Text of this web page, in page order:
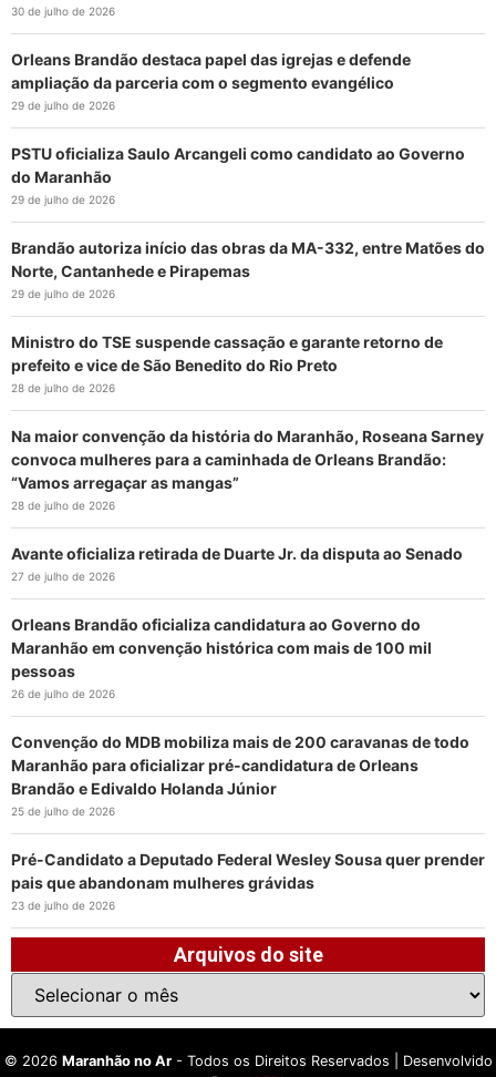
30 de julho de 2026
Orleans Brandão destaca papel das igrejas e defende
ampliação da parceria com o segmento evangélico
29 de julho de 2026
PSTU oficializa Saulo Arcangeli como candidato ao Governo
do Maranhão
29 de julho de 2026
Brandão autoriza início das obras da MA-332, entre Matões do
Norte, Cantanhede e Pirapemas
29 de julho de 2026
Ministro do TSE suspende cassação e garante retorno de
prefeito e vice de São Benedito do Rio Preto
28 de julho de 2026
Na maior convenção da história do Maranhão, Roseana Sarney
convoca mulheres para a caminhada de Orleans Brandão:
“Vamos arregaçar as mangas”
28 de julho de 2026
Avante oficializa retirada de Duarte Jr. da disputa ao Senado
27 de julho de 2026
Orleans Brandão oficializa candidatura ao Governo do
Maranhão em convenção histórica com mais de 100 mil
pessoas
26 de julho de 2026
Convenção do MDB mobiliza mais de 200 caravanas de todo
Maranhão para oficializar pré-candidatura de Orleans
Brandão e Edivaldo Holanda Júnior
25 de julho de 2026
Pré-Candidato a Deputado Federal Wesley Sousa quer prender
pais que abandonam mulheres grávidas
23 de julho de 2026
Arquivos do site
© 2026 Maranhão no Ar- Todos os Direitos Reservados | Desenvolvido